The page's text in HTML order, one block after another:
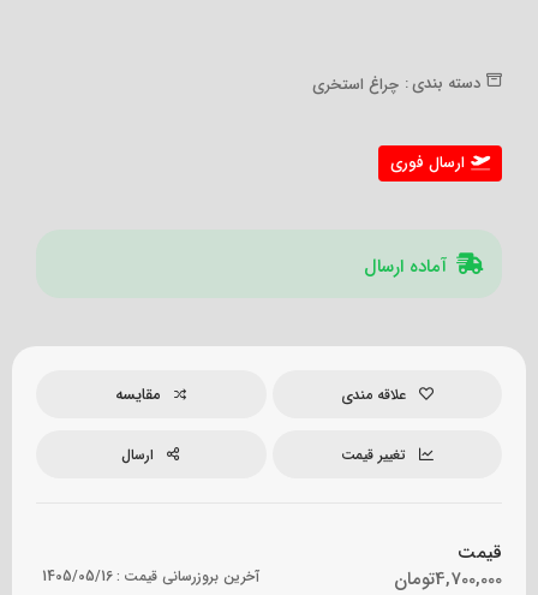
دسته بندی : چراغ استخری
ارسال فوری
آماده ارسال
علاقه مندی مقایسه
تغییر قیمت ارسال
قیمت
تومان4,700,000 آخرین بروزرسانی قیمت :1405/05/16